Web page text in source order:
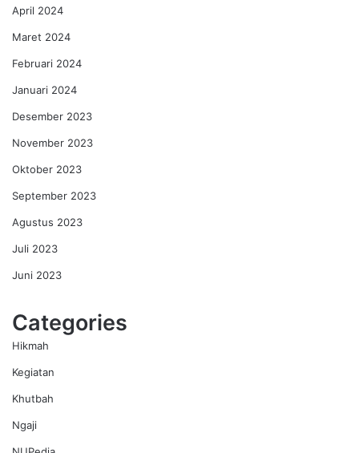
April 2024
Maret 2024
Februari 2024
Januari 2024
Desember 2023
November 2023
Oktober 2023
September 2023
Agustus 2023
Juli 2023
Juni 2023
Categories
Hikmah
Kegiatan
Khutbah
Ngaji